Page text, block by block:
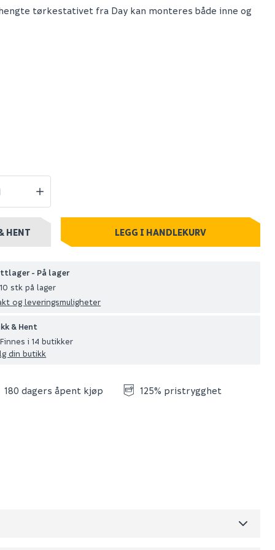
tørkestativet fra Day kan monteres både inne og
HENT LEGG I HANDLEKURV
- På lager
10 stk på lager
og leveringsmuligheter
& Hent
Finnes i 14 butikker
din butikk
180 dagers åpent kjøp 125% pristrygghet